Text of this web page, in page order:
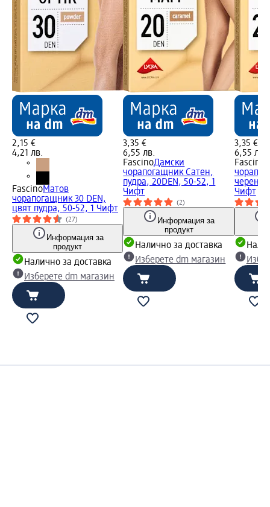
2,15 €
4,21 лв.
FascinoМатов
чорапогащник 30 DEN,
цвят пудра, 50-52, 1 Чифт
(27)
Информация за
продукт
Налично за доставка
Изберете dm магазин
3,35 €
6,55 лв.
FascinoДамски
чорапогащник Сатен,
пудра, 20DEN, 50-52, 1
Чифт
(2)
Информация за
продукт
Налично за доставка
Изберете dm магазин
3,35 €
6,55 лв.
Fascino
черен,
Чифт